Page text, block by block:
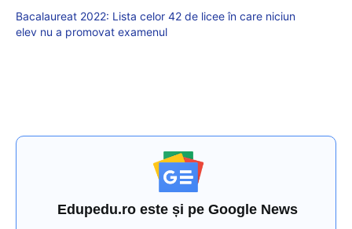
Bacalaureat 2022: Lista celor 42 de licee în care niciun
elev nu a promovat examenul
Edupedu.ro este și pe Google News